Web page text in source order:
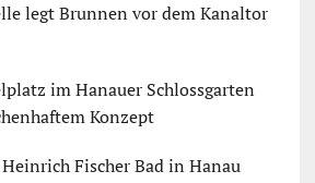
legt Brunnen vor dem Kanaltor
im Hanauer Schlossgarten
Konzept
Fischer Bad in Hanau